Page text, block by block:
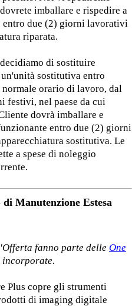
imballare e rispedire a
entro due (2) giorni lavorativi
riparata.
decidiamo di sostituire
sostitutiva entro
orario di lavoro, dal
festivi, nel paese da cui
dovrà imballare e
entro due (2) giorni
sostitutiva. Le
a spese di noleggio
Manutenzione Estesa
fanno parte delle One
incorporate.
Plus copre gli strumenti
di imaging digitale